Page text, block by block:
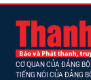
CƠ QUAN CỦA ĐẢNG
TIẾNG NÓI CỦA ĐẢNG